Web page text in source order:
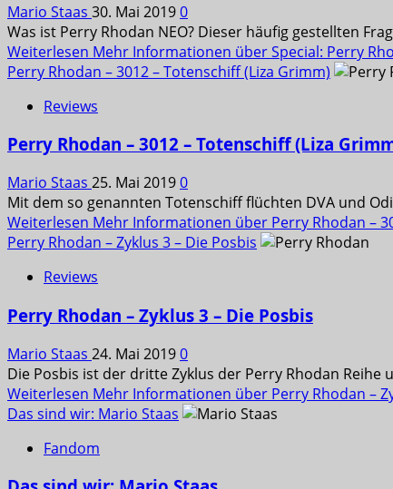
Mario Staas 30. Mai 20190
Was ist Perry Rhodan NEO? Dieser häufig gestellten
Weiterlesen Mehr Informationen über Special: Perry
Perry Rhodan – 3012 – Totenschiff (Liza Grimm)
Reviews
Perry Rhodan – 3012 – Totenschiff (Liza
Mario Staas 25. Mai 20190
Mit dem so genannten Totenschiff flüchten DVA und
Weiterlesen Mehr Informationen über Perry Rhodan –
Perry Rhodan – Zyklus 3 – Die Posbis
Reviews
Perry Rhodan – Zyklus 3 – Die Posbis
Mario Staas 24. Mai 20190
Die Posbis ist der dritte Zyklus der Perry Rhodan Reihe
Weiterlesen Mehr Informationen über Perry Rhodan –
Das sind wir: Mario Staas
Fandom